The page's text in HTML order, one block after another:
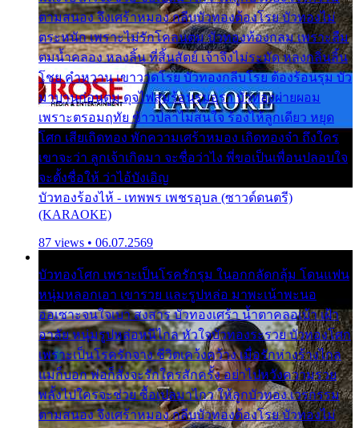
ตามสนอง จึงเศร้าหมอง กลีบบัวทองต้องโรย บัวทองไม่
ตระหนัก เพราะไม่รักโคลนตม บัวทองท้องกลม เพราะลืม
ตมน้ำคลอง หลงลิ้น ที่สิ้นสัตย์ เจ้าจึงไม่ระมัด หลงกลิ่นลิ้น
โชย คำหวาน เขาวาดโรย บัวทองกลีบโรย ต้องร้อนรุม บัว
มาบานก่อนตูม ดุจไฟสุมร้อนรุมอุรา บัวทองผ่ายผอม
เพราะตรอมฤทัย ข้าวปลาไม่สนใจ ร้องไห้ลูกเดียว หยุด
โศก เสียเถิดทอง พักความเศร้าหมอง เถิดทองจ๋า ถึงใคร
เขาจะว่า ลูกเจ้าเกิดมา จะชื่อว่าไง พี่ขอเป็นเพื่อนปลอบใจ
จะตั้งชื่อให้ ว่าไอ้บังเอิญ
บัวทองร้องไห้ - เทพพร เพชรอุบล (ซาวด์ดนตรี)
(KARAOKE)
87 views • 06.07.2569
บัวทองโศก เพราะเป็นโรครักรุม ในอกกลัดกลุ้ม โดนแฟน
หนุ่มหลอกเอา เขารวย และรูปหล่อ มาพะเน้าพะนอ
ออเซาะจนใจเบา สงสาร บัวทองเศร้า น้ำตาคลอเบ้า เฝ้า
อาลัย หนุ่มรูปหล่อหนีไกล หัวใจบัวทองระรวย บัวทองโศก
เพราะเป็นโรครักจาง ชีวิตเคว้งคว้าง เมื่อรักห่างร้างไกล
แม่ก็บอก พ่อก็สั่งจะรักใครสักครั้ง อย่าไปหวังความรวย
พลั้งไปใครจะช่วย ซื้อเปลมาไกว ให้ลูกบัวทอง เวรกรรม
ตามสนอง จึงเศร้าหมอง กลีบบัวทองต้องโรย บัวทองไม่